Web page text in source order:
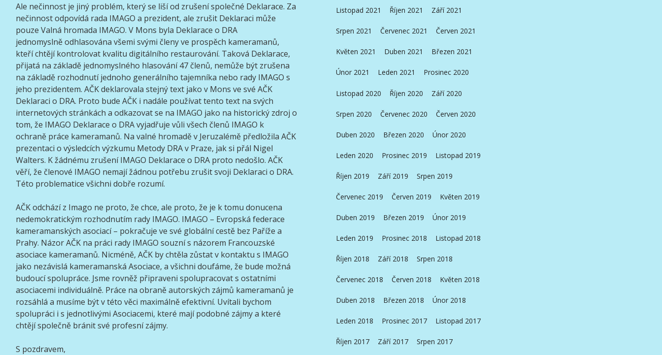
Ale nečinnost je jiný problém, který se liší od zrušení společné Deklarace. Za
nečinnost odpovídá rada IMAGO a prezident, ale zrušit Deklaraci může
pouze Valná hromada IMAGO. V Mons byla Deklarace o DRA
jednomyslně odhlasována všemi svými členy ve prospěch kameramanů,
kteří chtějí kontrolovat kvalitu digitálního restaurování. Taková Deklarace,
přijatá na základě jednomyslného hlasování 47 členů, nemůže být zrušena
na základě rozhodnutí jednoho generálního tajemníka nebo rady IMAGO s
jeho prezidentem. AČK deklarovala stejný text jako v Mons ve své AČK
Deklaraci o DRA. Proto bude AČK i nadále používat tento text na svých
internetových stránkách a odkazovat se na IMAGO jako na historický zdroj o
tom, že IMAGO Deklarace o DRA vyjadřuje vůli všech členů IMAGO k
ochraně práce kameramanů. Na valné hromadě v Jeruzalémě předložila AČK
prezentaci o výsledcích výzkumu Metody DRA v Praze, jak si přál Nigel
Walters. K žádnému zrušení IMAGO Deklarace o DRA proto nedošlo. AČK
věří, že členové IMAGO nemají žádnou potřebu zrušit svoji Deklaraci o DRA.
Této problematice všichni dobře rozumí.
AČK odchází z Imago ne proto, že chce, ale proto, že je k tomu donucena
nedemokratickým rozhodnutím rady IMAGO. IMAGO – Evropská federace
kameramanských asociací – pokračuje ve své globální cestě bez Paříže a
Prahy. Názor AČK na práci rady IMAGO souzní s názorem Francouzské
asociace kameramanů. Nicméně, AČK by chtěla zůstat v kontaktu s IMAGO
jako nezávislá kameramanská Asociace, a všichni doufáme, že bude možná
budoucí spolupráce. Jsme rovněž připraveni spolupracovat s ostatními
asociacemi individuálně. Práce na obraně autorských zájmů kameramanů je
rozsáhlá a musíme být v této věci maximálně efektivní. Uvítali bychom
spolupráci i s jednotlivými Asociacemi, které mají podobné zájmy a které
chtějí společně bránit své profesní zájmy.
S pozdravem,
Listopad 2021 Říjen 2021 Září 2021
Srpen 2021 Červenec 2021 Červen 2021
Květen 2021 Duben 2021 Březen 2021
Únor 2021 Leden 2021 Prosinec 2020
Listopad 2020 Říjen 2020 Září 2020
Srpen 2020 Červenec 2020 Červen 2020
Duben 2020 Březen 2020 Únor 2020
Leden 2020 Prosinec 2019 Listopad 2019
Říjen 2019 Září 2019 Srpen 2019
Červenec 2019 Červen 2019 Květen 2019
Duben 2019 Březen 2019 Únor 2019
Leden 2019 Prosinec 2018 Listopad 2018
Říjen 2018 Září 2018 Srpen 2018
Červenec 2018 Červen 2018 Květen 2018
Duben 2018 Březen 2018 Únor 2018
Leden 2018 Prosinec 2017 Listopad 2017
Říjen 2017 Září 2017 Srpen 2017